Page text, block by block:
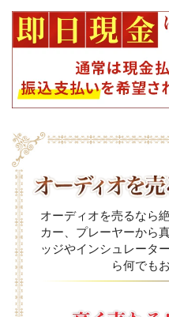
オーディオを売るなら
カー、プレーヤーから
ッジやインシュレータ
ら何でも